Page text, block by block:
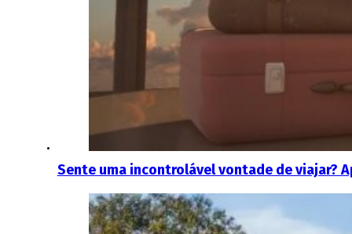
Sente uma incontrolável vontade de viajar?